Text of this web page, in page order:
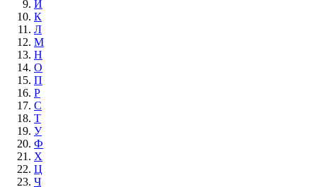
И
К
Л
М
Н
О
П
Р
С
Т
У
Ф
Х
Ц
Ч